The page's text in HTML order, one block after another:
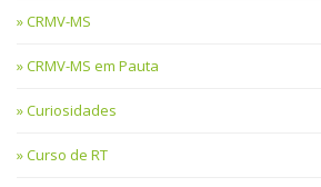
CRMV-MS
CRMV-MS em Pauta
Curiosidades
Curso de RT